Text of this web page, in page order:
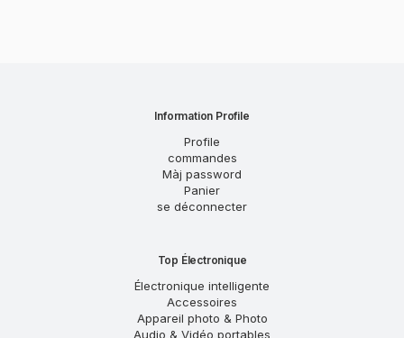
Information Profile
Profile
commandes
Màj password
Panier
se déconnecter
Top Électronique
Électronique intelligente
Accessoires
Appareil photo & Photo
Audio & Vidéo portables